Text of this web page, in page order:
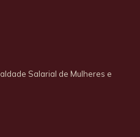
Salarial de Mulheres e